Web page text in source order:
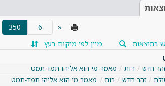
«
350
(current)
בתוצאות מיין לפי מיקום בעץ
חדש רות
מאמר מי הוא אליהו תמד-תמט
זהר חדש רות מאמר מי הוא אליהו תמד-תמט